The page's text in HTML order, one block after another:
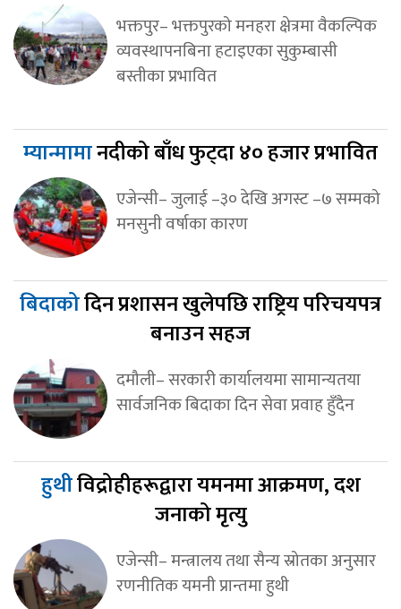
भक्तपुर– भक्तपुरको मनहरा क्षेत्रमा वैकल्पिक
व्यवस्थापनबिना हटाइएका सुकुम्बासी
बस्तीका प्रभावित
म्यान्मामानदीको बाँध फुट्दा ४० हजार प्रभावित
एजेन्सी– जुलाई –३० देखि अगस्ट –७ सम्मको
मनसुनी वर्षाका कारण
बिदाकोदिन प्रशासन खुलेपछि राष्ट्रिय परिचयपत्र
बनाउन सहज
दमौली– सरकारी कार्यालयमा सामान्यतया
सार्वजनिक बिदाका दिन सेवा प्रवाह हुँदैन
हुथीविद्रोहीहरूद्वारा यमनमा आक्रमण, दश
जनाको मृत्यु
एजेन्सी– मन्त्रालय तथा सैन्य स्रोतका अनुसार
रणनीतिक यमनी प्रान्तमा हुथी